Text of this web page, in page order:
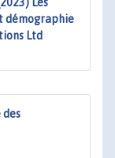
démographie
Ltd